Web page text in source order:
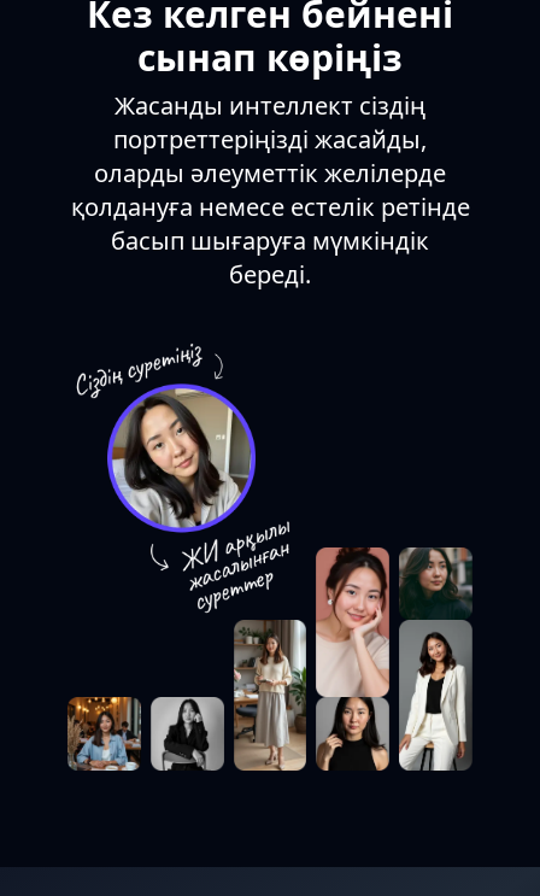
Кез келген бейнені
сынап көріңіз
Жасанды интеллект сіздің
портреттеріңізді жасайды,
оларды әлеуметтік желілерде
қолдануға немесе естелік ретінде
басып шығаруға мүмкіндік
береді.